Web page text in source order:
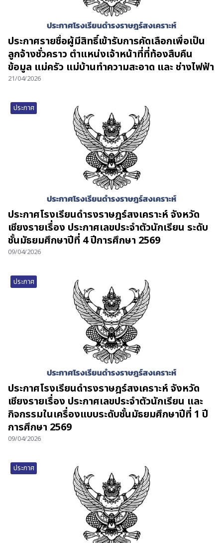
ประกาศรายชื่อผู้มีสิทธิ์เข้ารับการคัดเลือกเพื่อเป็น
ลูกจ้างชั่วคราว ตำแหน่งเจ้าหน้าที่ที่ท้องสืบคืน
ข้อมูล แม่ครัว แม่บ้านทำความสะอาด และ ช่างไฟฟ้า
21/04/2026
ประกาศ
ประกาศโรงเรียนดำรงราษฎร์สงเคราะห์ จังหวัด
เชียงรายเรื่อง ประกาศเลขประจำตัวนักเรียน ระดับ
ชั้นมัธยมศึกษาปีที่ 4 ปีการศึกษา 2569
09/04/2026
ประกาศ
ประกาศโรงเรียนดำรงราษฎร์สงเคราะห์ จังหวัด
เชียงรายเรื่อง ประกาศเลขประจำตัวนักเรียน และ
กิจกรรมในเครื่องแบบระดับชั้นมัธยมศึกษาปีที่ 1 ปี
การศึกษา 2569
09/04/2026
ประกาศ